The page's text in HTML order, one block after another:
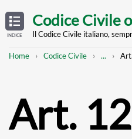
TABLE
OF
CONTENTS
INDICE
main
Codice Civile
Il Codice Civile italiano,
Breadcrumb
Home Codice Civile
Mostra
...
Art.